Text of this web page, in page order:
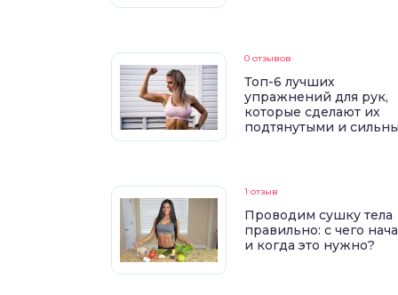
0 отзывов
Топ-6 лучших
упражнений для рук,
которые сделают их
подтянутыми и
1 отзыв
Проводим сушку тела
правильно: с чего
и когда это нужно?